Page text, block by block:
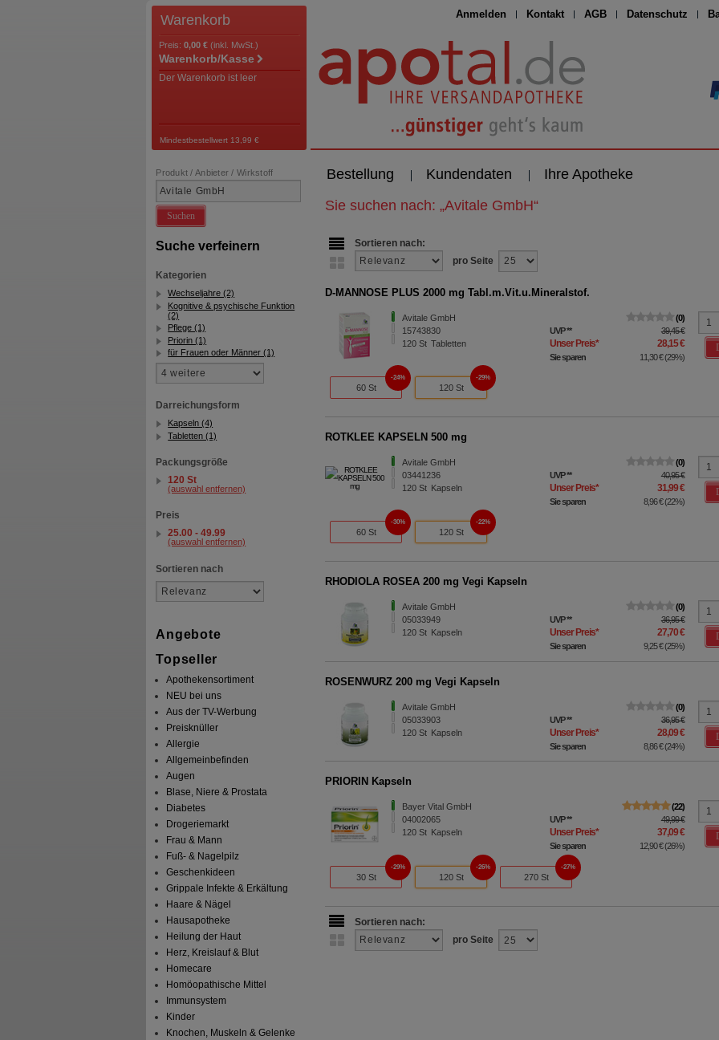
Anmelden Kontakt AGB Datenschutz
Warenkorb
Preis: 0,00 € (inkl. MwSt.)
Warenkorb/Kasse
Der Warenkorb ist leer
Mindestbestellwert 13,99 €
Bestellung Kundendaten Ihre Apotheke
Produkt / Anbieter / Wirkstoff
Suchen
Suche verfeinern
Kategorien
Wechseljahre (2)
Kognitive & psychische Funktion
(2)
Pflege (1)
Priorin (1)
für Frauen oder Männer (1)
Darreichungsform
Kapseln (4)
Tabletten (1)
Packungsgröße
120 St
(auswahl entfernen)
Preis
25.00 - 49.99
(auswahl entfernen)
Sortieren nach
Angebote
Topseller
Apothekensortiment
NEU bei uns
Aus der TV-Werbung
Preisknüller
Allergie
Allgemeinbefinden
Augen
Blase, Niere & Prostata
Diabetes
Drogeriemarkt
Frau & Mann
Fuß- & Nagelpilz
Geschenkideen
Grippale Infekte & Erkältung
Haare & Nägel
Hausapotheke
Heilung der Haut
Herz, Kreislauf & Blut
Homecare
Homöopathische Mittel
Immunsystem
Kinder
Knochen, Muskeln & Gelenke
Sie suchen nach: „Avitale GmbH“
Sortieren nach:
pro Seite
D-MANNOSE PLUS 2000 mg Tabl.m.Vit.u.Mineralstof.
Avitale GmbH
15743830
120St Tabletten
0
UVP** 39,45 €
Unser Preis* 28,15 €
Sie sparen 11,30 €(29%)
60 St
24%
120 St
29%
ROTKLEE KAPSELN 500 mg
Avitale GmbH
03441236
120St Kapseln
0
UVP** 40,95 €
Unser Preis* 31,99 €
Sie sparen 8,96 €(22%)
60 St
30%
120 St
22%
RHODIOLA ROSEA 200 mg Vegi Kapseln
Avitale GmbH
05033949
120St Kapseln
0
UVP** 36,95 €
Unser Preis* 27,70 €
Sie sparen 9,25 €(25%)
ROSENWURZ 200 mg Vegi Kapseln
Avitale GmbH
05033903
120St Kapseln
0
UVP** 36,95 €
Unser Preis* 28,09 €
Sie sparen 8,86 €(24%)
PRIORIN Kapseln
Bayer Vital GmbH
04002065
120St Kapseln
22
UVP** 49,99 €
Unser Preis* 37,09 €
Sie sparen 12,90 €(26%)
30 St
29%
120 St
26%
270 St
27%
Sortieren nach:
pro Seite